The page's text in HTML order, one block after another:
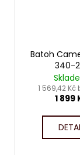
Batoh
340-
1 569,42 Kč
1 899